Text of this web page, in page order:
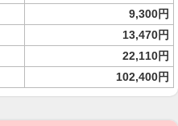
9,300円
13,470円
22,110円
102,400円